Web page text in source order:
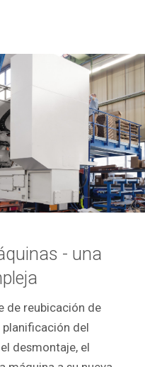
- una
de reubicación de
planificación del
desmontaje, el